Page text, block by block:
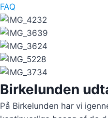
FAQ
Birkelunden
På Birkelunden har vi